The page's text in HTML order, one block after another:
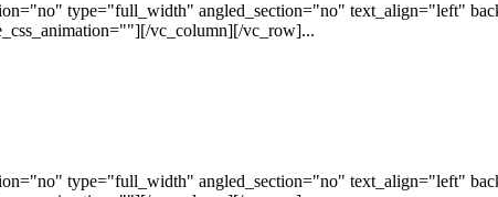
type="full_width" angled_section="no" text_align="left"
vc_column][/vc_row]...
type="full_width" angled_section="no" text_align="left"